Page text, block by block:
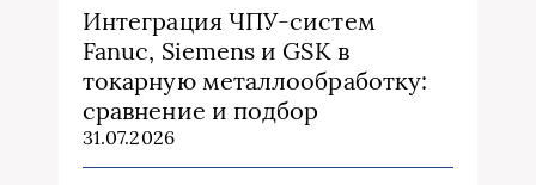
Интеграция ЧПУ-систем
Fanuc, Siemens и GSK в
токарную металлообработку:
сравнение и подбор
31.07.2026